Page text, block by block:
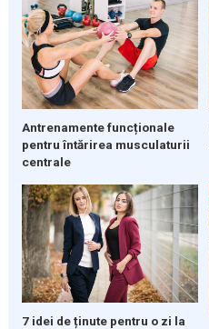
Antrenamente funcționale
pentru întărirea musculaturii
centrale
7 idei de ținute pentru o zi la